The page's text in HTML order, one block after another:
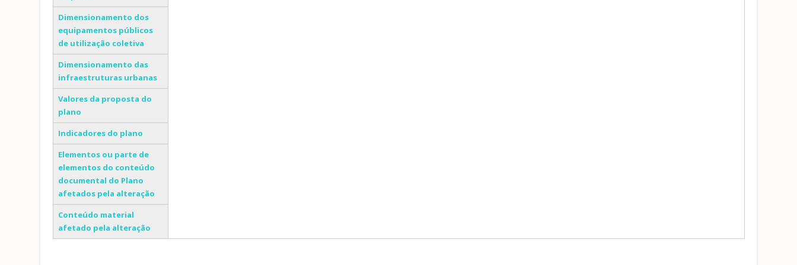
Dimensionamento dos
equipamentos públicos
de utilização coletiva
Dimensionamento das
infraestruturas urbanas
Valores da proposta do
plano
Indicadores do plano
Elementos ou parte de
elementos do conteúdo
documental do Plano
afetados pela alteração
Conteúdo material
afetado pela alteração